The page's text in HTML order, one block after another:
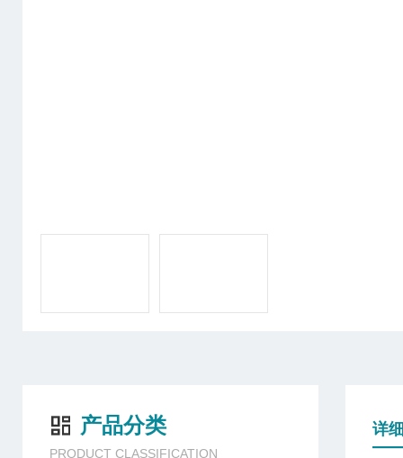
产品分类
PRODUCT CLASSIFICATION
详